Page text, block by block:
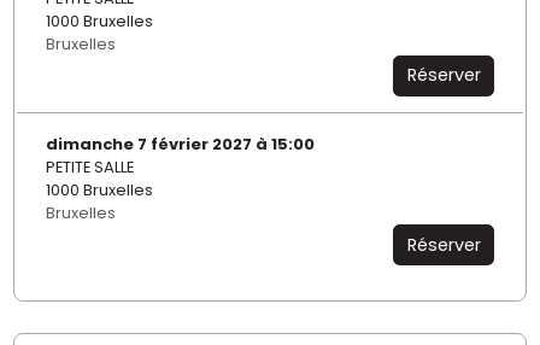
1000 Bruxelles
Bruxelles
Réserver
dimanche 7 février 2027 à 15:00
PETITE SALLE
1000 Bruxelles
Bruxelles
Réserver